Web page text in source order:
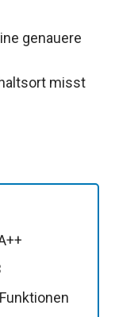
genauere
misst